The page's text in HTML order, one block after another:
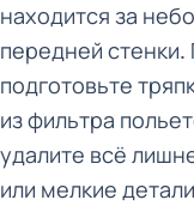
находится за
передней
подготовьте
из фильтра
удалите всё
или мелкие